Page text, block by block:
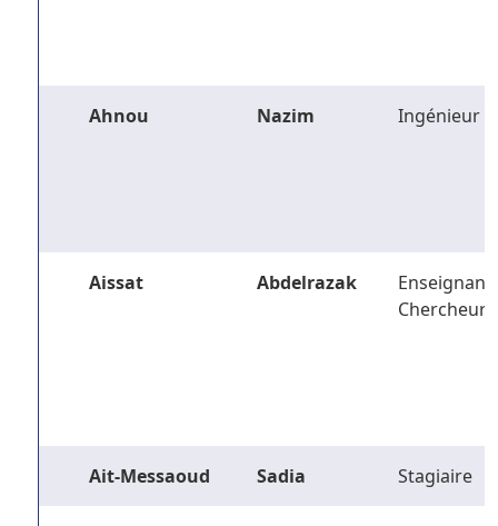
Ahnou Nazim Ingénieur
Aissat Abdelrazak
Enseignant-
Chercheur
Ait-Messaoud Sadia Stagiaire